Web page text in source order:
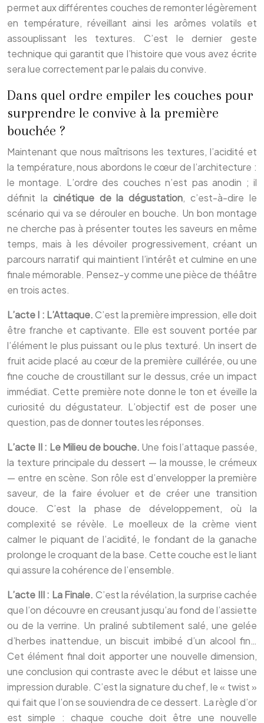
permet aux différentes couches de remonter légèrement
en température, réveillant ainsi les arômes volatils et
assouplissant les textures. C’est le dernier geste
technique qui garantit que l’histoire que vous avez écrite
sera lue correctement par le palais du convive.
Dans quel ordre empiler les couches pour
surprendre le convive à la première
bouchée ?
Maintenant que nous maîtrisons les textures, l’acidité et
la température, nous abordons le cœur de l’architecture :
le montage. L’ordre des couches n’est pas anodin ; il
définit la cinétique de la dégustation, c’est-à-dire le
scénario qui va se dérouler en bouche. Un bon montage
ne cherche pas à présenter toutes les saveurs en même
temps, mais à les dévoiler progressivement, créant un
parcours narratif qui maintient l’intérêt et culmine en une
finale mémorable. Pensez-y comme une pièce de théâtre
en trois actes.
L’acte I : L’Attaque.C’est la première impression, elle doit
être franche et captivante. Elle est souvent portée par
l’élément le plus puissant ou le plus texturé. Un insert de
fruit acide placé au cœur de la première cuillérée, ou une
fine couche de croustillant sur le dessus, crée un impact
immédiat. Cette première note donne le ton et éveille la
curiosité du dégustateur. L’objectif est de poser une
question, pas de donner toutes les réponses.
L’acte II : Le Milieu de bouche. Une fois l’attaque passée,
la texture principale du dessert — la mousse, le crémeux
— entre en scène. Son rôle est d’envelopper la première
saveur, de la faire évoluer et de créer une transition
douce. C’est la phase de développement, où la
complexité se révèle. Le moelleux de la crème vient
calmer le piquant de l’acidité, le fondant de la ganache
prolonge le croquant de la base. Cette couche est le liant
qui assure la cohérence de l’ensemble.
L’acte III : La Finale. C’est la révélation, la surprise cachée
que l’on découvre en creusant jusqu’au fond de l’assiette
ou de la verrine. Un praliné subtilement salé, une gelée
d’herbes inattendue, un biscuit imbibé d’un alcool fin…
Cet élément final doit apporter une nouvelle dimension,
une conclusion qui contraste avec le début et laisse une
impression durable. C’est la signature du chef, le « twist »
qui fait que l’on se souviendra de ce dessert. La règle d’or
est simple : chaque couche doit être une nouvelle